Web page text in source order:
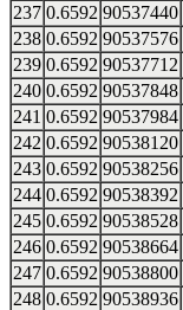
237 0.6592 90537440
238 0.6592 90537576
239 0.6592 90537712
240 0.6592 90537848
241 0.6592 90537984
242 0.6592 90538120
243 0.6592 90538256
244 0.6592 90538392
245 0.6592 90538528
246 0.6592 90538664
247 0.6592 90538800
248 0.6592 90538936